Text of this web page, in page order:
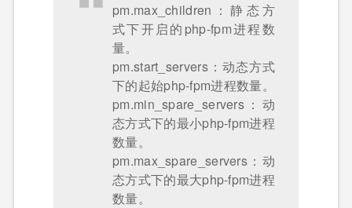
pm.max_children：静态方
式下开启的php-fpm进程数
量。
pm.start_servers：动态方式
下的起始php-fpm进程数量。
pm.min_spare_servers：动
态方式下的最小php-fpm进程
数量。
pm.max_spare_servers：动
态方式下的最大php-fpm进程
数量。